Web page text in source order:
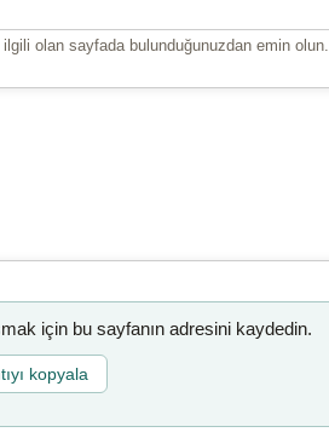
ilgili olan sayfada bulunduğunuzdan emin olun.
için bu sayfanın adresini kaydedin.
kopyala